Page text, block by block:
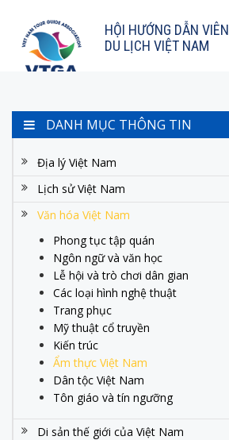
HỘI HƯỚNG DẪN VIÊN
DU LỊCH VIỆT NAM
DANH MỤC THÔNG TIN
Địa lý Việt Nam
Lịch sử Việt Nam
Văn hóa Việt Nam
Phong tục tập quán
Ngôn ngữ và văn học
Lễ hội và trò chơi dân gian
Các loại hình nghệ thuật
Trang phục
Mỹ thuật cổ truyền
Kiến trúc
Ẩm thực Việt Nam
Dân tộc Việt Nam
Tôn giáo và tín ngưỡng
Di sản thế giới của Việt Nam